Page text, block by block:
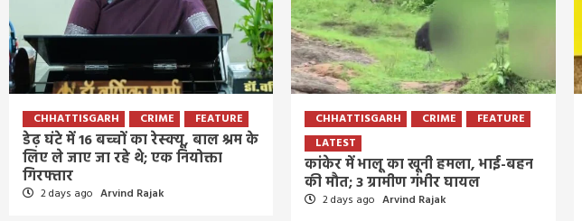
CHHATTISGARH CRIME FEATURE
डेढ़ घंटे में 16 बच्चों का रेस्क्यू, बाल श्रम के
लिए ले जाए जा रहे थे; एक नियोक्ता
गिरफ्तार
2 days ago Arvind Rajak
CHHATTISGARH CRIME
FEATURE
LATEST
कांकेर में भालू का खूनी हमला, भाई-बहन
की मौत; 3 ग्रामीण गंभीर घायल
2 days ago Arvind Rajak